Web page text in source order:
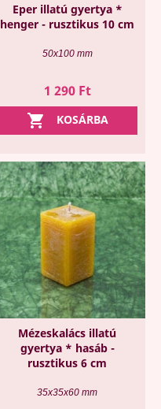
Eper illatú gyertya *
henger - rusztikus 10 cm
50x100 mm
Ár
1 290 Ft
 KOSÁRBA
Mézeskalács illatú
gyertya * hasáb -
rusztikus 6 cm
35x35x60 mm